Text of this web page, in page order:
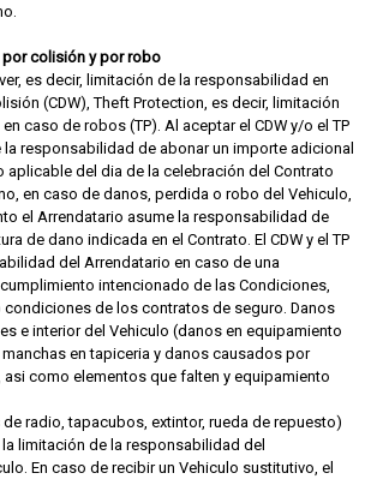
por colisión y por robo
es decir, limitación de la responsabilidad en
(CDW), Theft Protection, es decir, limitación
caso de robos (TP). Al aceptar el CDW y/o el TP
la responsabilidad de abonar un importe adicional
aplicable del dia de la celebración del Contrato
en caso de danos, perdida o robo del Vehiculo,
el Arrendatario asume la responsabilidad de
de dano indicada en el Contrato. El CDW y el TP
del Arrendatario en caso de una
intencionado de las Condiciones,
condiciones de los contratos de seguro. Danos
e interior del Vehiculo (danos en equipamiento
en tapiceria y danos causados por
como elementos que falten y equipamiento
radio, tapacubos, extintor, rueda de repuesto)
limitación de la responsabilidad del
En caso de recibir un Vehiculo sustitutivo, el